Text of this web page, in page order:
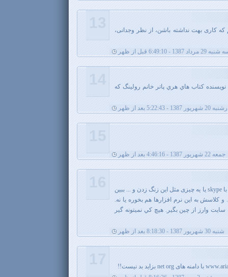
کاری بهت نداشته باشن، از نظر وجدانی،
29 مرداد 1387 - 6:49:10 قبل از ظهر
كتاب هاي هري پاتر خانم رولينگ كه
1387 - 5:22:43 بعد از ظهر
جمعه 22 شهریور 1387 - 4:46:16 بعد از ظهر
ببين مطمئن باش اسكلت كرده يكي. با skype یا یه چیزی مثل این زنگ زدن و ... ببین
به اين نرم افزارها هم بخوره يا نه.
وارز از چين بگير. هيچ كي نميتونه گير
شنبه 30 شهریور 1387 - 8:18:30 بعد از ظهر